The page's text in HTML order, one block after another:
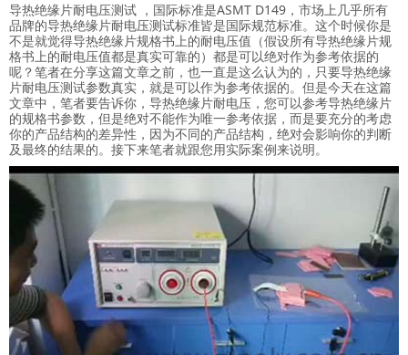
导热绝缘片耐电压测试 ，国际标准是ASMT D149，市场上几乎所有
品牌的导热绝缘片耐电压测试标准皆是国际规范标准。这个时候你是
不是就觉得导热绝缘片规格书上的耐电压值（假设所有导热绝缘片规
格书上的耐电压值都是真实可靠的）都是可以绝对作为参考依据的
呢？笔者在分享这篇文章之前，也一直是这么认为的，只要导热绝缘
片耐电压测试参数真实，就是可以作为参考依据的。但是今天在这篇
文章中，笔者要告诉你，导热绝缘片耐电压，您可以参考导热绝缘片
的规格书参数，但是绝对不能作为唯一参考依据，而是要充分的考虑
你的产品结构的差异性，因为不同的产品结构，绝对会影响你的判断
及最终的结果的。接下来笔者就跟您用实际案例来说明。